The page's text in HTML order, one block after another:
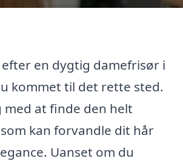
efter en dygtig damefrisør i
kommet til det rette sted.
at finde den helt
kan forvandle dit hår
Uanset om du